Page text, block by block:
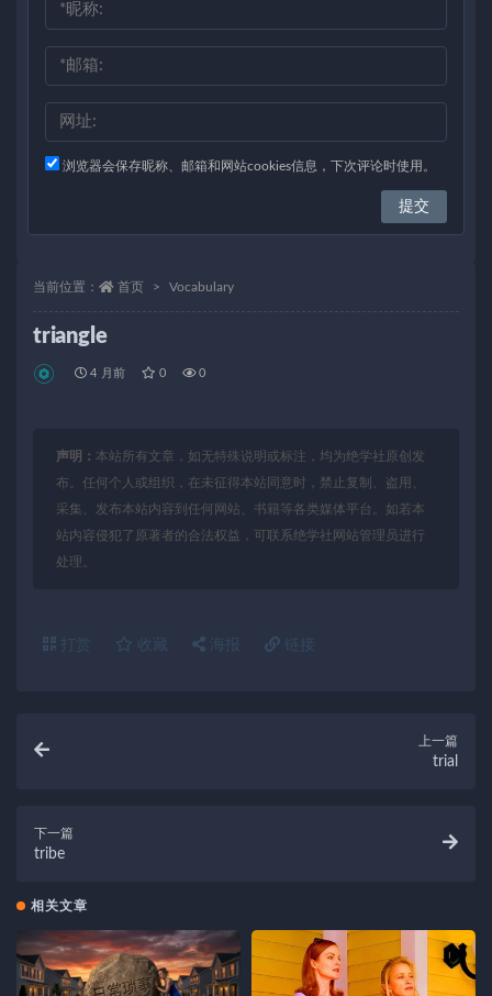
浏览器会保存昵称、邮箱和网站cookies信息，下次评论时使用。
当前位置： 首页 Vocabulary
triangle
4 月前 0 0
声明： 本站所有文章，如无特殊说明或标注，均为绝学社原创发
布。任何个人或组织，在未征得本站同意时，禁止复制、盗用、
采集、发布本站内容到任何网站、书籍等各类媒体平台。如若本
站内容侵犯了原著者的合法权益，可联系绝学社网站管理员进行
处理。
打赏 收藏 海报 链接
上一篇
trial
下一篇
tribe
相关文章